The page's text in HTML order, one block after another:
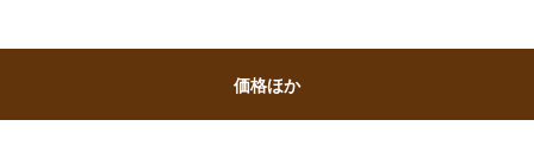
価格ほか
フード＆スイーツ
母の日